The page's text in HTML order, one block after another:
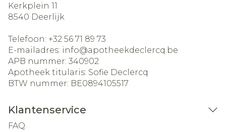
Kerkplein 11
8540 Deerlijk
Telefoon: +32 56 71 89 73
E-mailadres: info@apotheekdeclercq.be
APB nummer: 340902
Apotheek titularis: Sofie Declercq
BTW nummer: BE0894105517
Klantenservice
FAQ